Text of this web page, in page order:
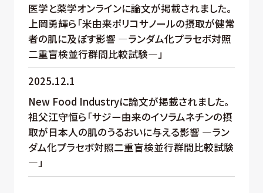
医学と薬学オンラインに論文が掲載されました。
上岡勇輝ら「米由来ポリコサノールの摂取が健常
者の肌に及ぼす影響 —ランダム化プラセボ対照
二重盲検並行群間比較試験—」
2025.12.1
New Food Industryに論文が掲載されました。
祖父江守恒ら「サジー由来のイソラムネチンの摂
取が日本人の肌のうるおいに与える影響 —ラン
ダム化プラセボ対照二重盲検並行群間比較試験
—」